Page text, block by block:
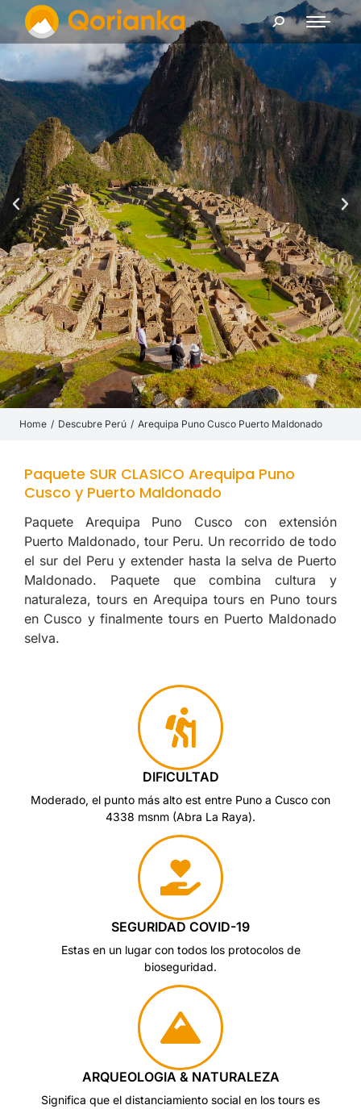
You are here:
Home Descubre Perú Arequipa Puno Cusco Puerto Maldonado
Paquete SUR CLASICO Arequipa Puno
Cusco y Puerto Maldonado
Paquete Arequipa Puno Cusco con extensión
Puerto Maldonado, tour Peru. Un recorrido de todo
el sur del Peru y extender hasta la selva de Puerto
Maldonado. Paquete que combina cultura y
naturaleza, tours en Arequipa tours en Puno tours
en Cusco y finalmente tours en Puerto Maldonado
selva.
DIFICULTAD
Moderado, el punto más alto est entre Puno a Cusco con
4338 msnm (Abra La Raya).
SEGURIDAD COVID-19
Estas en un lugar con todos los protocolos de
bioseguridad.
ARQUEOLOGIA & NATURALEZA
Significa que el distanciamiento social en los tours es